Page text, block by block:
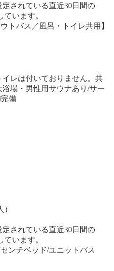
されている直近30日間の
ています。
トバス／風呂・トイレ共用】
レは付いておりません。共
場・男性用サウナあり/サー
備
されている直近30日間の
ています。
ンチベッド/ユニットバス